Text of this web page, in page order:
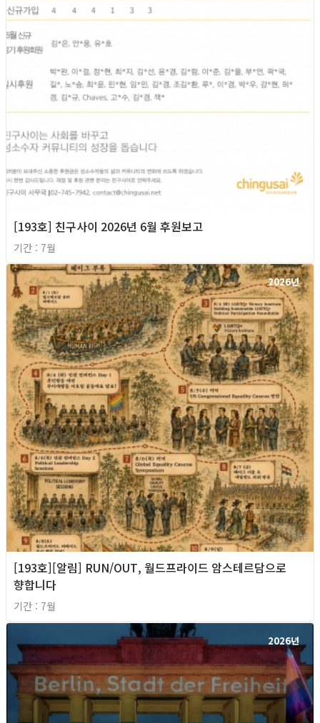
[193호] 친구사이 2026년 6월 후원보고
기간 : 7월
2026년
[193호][알림] RUN/OUT, 월드프라이드 암스테르담으로
향합니다
기간 : 7월
2026년